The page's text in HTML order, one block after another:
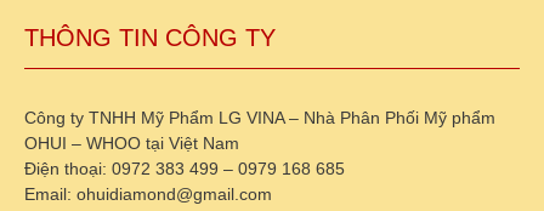
THÔNG TIN CÔNG TY
Công ty TNHH Mỹ Phẩm LG VINA – Nhà Phân Phối Mỹ phẩm
OHUI – WHOO tại Việt Nam
Điện thoại: 0972 383 499 – 0979 168 685
Email: ohuidiamond@gmail.com